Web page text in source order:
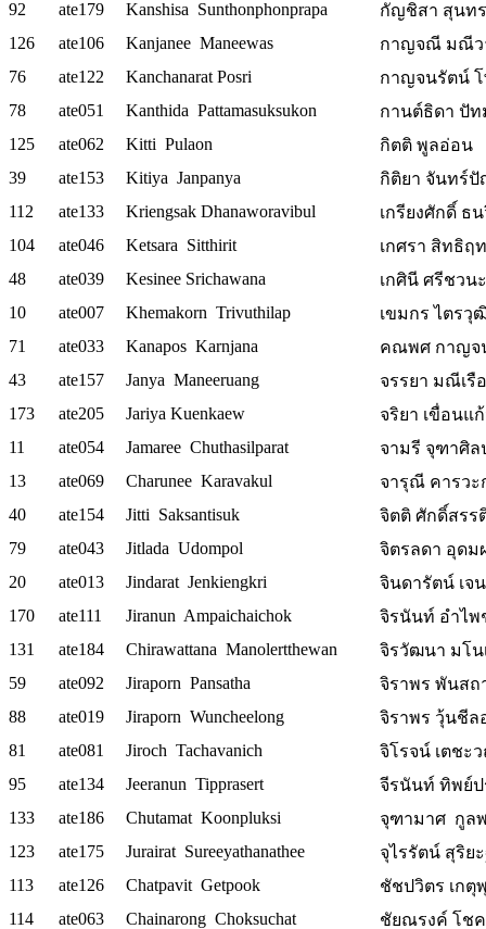
92
ate179 Kanshisa Sunthonphonprapa
กัญชิสา สุนทร
126
ate106 Kanjanee Maneewas
กาญจณี มณีว
76
ate122 Kanchanarat Posri
กาญจนรัตน์ โ
78
ate051 Kanthida Pattamasuksukon
กานต์ธิดา ปั
125
ate062 Kitti Pulaon
กิตติ พูลอ่อน
39
ate153 Kitiya Janpanya
กิติยา จันทร์
112
ate133 Kriengsak Dhanaworavibul
เกรียงศักดิ์ ธ
104
ate046 Ketsara Sitthirit
เกศรา สิทธิฤ
48
ate039 Kesinee Srichawana
เกศินี ศรีชวน
10
ate007 Khemakorn Trivuthilap
เขมกร ไตรวุ
71
ate033 Kanapos Karnjana
คณพศ กาญจ
43
ate157 Janya Maneeruang
จรรยา มณีเรื
173
ate205 Jariya Kuenkaew
จริยา เขื่อนแ
11
ate054 Jamaree Chuthasilparat
จามรี จุฑาศิล
13
ate069 Charunee Karavakul
จารุณี คารวะ
40
ate154 Jitti Saksantisuk
จิตติ ศักดิ์สรร
79
ate043 Jitlada Udompol
จิตรลดา อุดม
20
ate013 Jindarat Jenkiengkri
จินดารัตน์ เจน
170
ate111 Jiranun Ampaichaichok
จิรนันท์ อำไ
131
ate184 Chirawattana Manolertthewan
จิรวัฒนา มโน
59
ate092 Jiraporn Pansatha
จิราพร พันสถ
88
ate019 Jiraporn Wuncheelong
จิราพร วุ้นชีล
81
ate081 Jiroch Tachavanich
จิโรจน์ เตชะ
95
ate134 Jeeranun Tipprasert
จีรนันท์ ทิพย์ป
133
ate186 Chutamat Koonpluksi
จุฑามาศ กูล
123
ate175 Jurairat Sureeyathanathee
จุไรรัตน์ สุริย
113
ate126 Chatpavit Getpook
ชัชปวิตร เกตุ
114
ate063 Chainarong Choksuchat ชัยณรงค์ โช